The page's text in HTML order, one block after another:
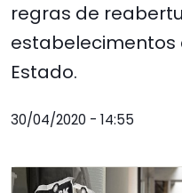
regras de
estabelecimentos
Estado.
30/04/2020 - 14:55